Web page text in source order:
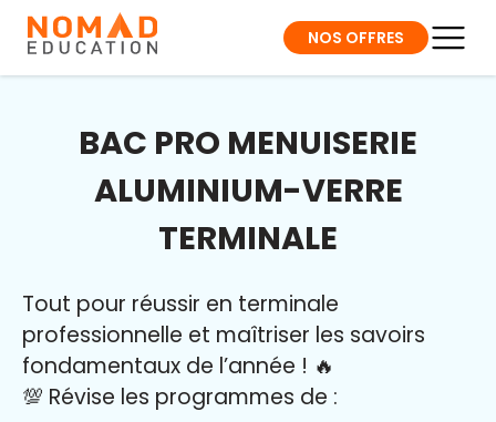
NOS OFFRES
BAC PRO MENUISERIE
ALUMINIUM-VERRE
TERMINALE
Tout pour réussir en terminale
professionnelle et maîtriser les savoirs
fondamentaux de l’année ! 🔥
💯 Révise les programmes de :